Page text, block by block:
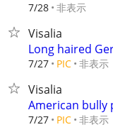
7/28 非表示
Visalia
Long haired
7/27 PIC 非表示
Visalia
American bully
7/27 PIC 非表示